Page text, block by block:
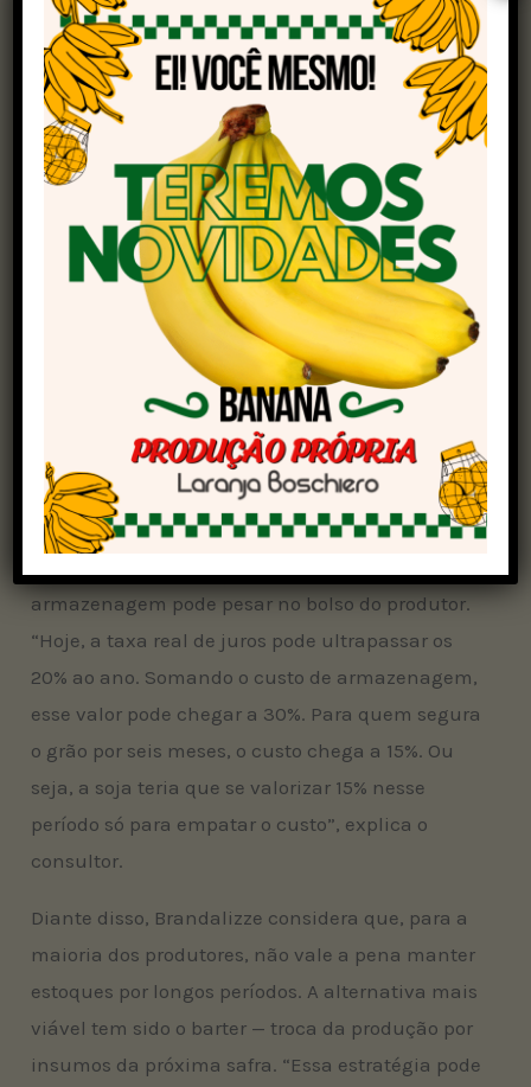
Brandalizze, os negócios com os chineses têm
fluido bem desde o início do ano, sustentando
prêmios positivos.
No entanto, ele faz um alerta: um eventual
acordo comercial entre China e Estados Unidos
pode mudar esse panorama. “Se houver um
acordo, os chineses podem ser obrigados a
comprar mais soja americana, reduzindo a
demanda pela brasileira e pressionando os
preços”, explica. Isso tornaria o cenário mais
competitivo e exigiria rápida adaptação por
parte dos produtores brasileiros.
Vale a pena armazenar a soja?
O custo de carregamento é outro ponto crucial.
armazenagem pode pesar no bolso do produtor.
“Hoje, a taxa real de juros pode ultrapassar os
20% ao ano. Somando o custo de armazenagem,
esse valor pode chegar a 30%. Para quem segura
o grão por seis meses, o custo chega a 15%. Ou
seja, a soja teria que se valorizar 15% nesse
período só para empatar o custo”, explica o
consultor.
Diante disso, Brandalizze considera que, para a
maioria dos produtores, não vale a pena manter
estoques por longos períodos. A alternativa mais
viável tem sido o barter — troca da produção por
insumos da próxima safra. “Essa estratégia pode